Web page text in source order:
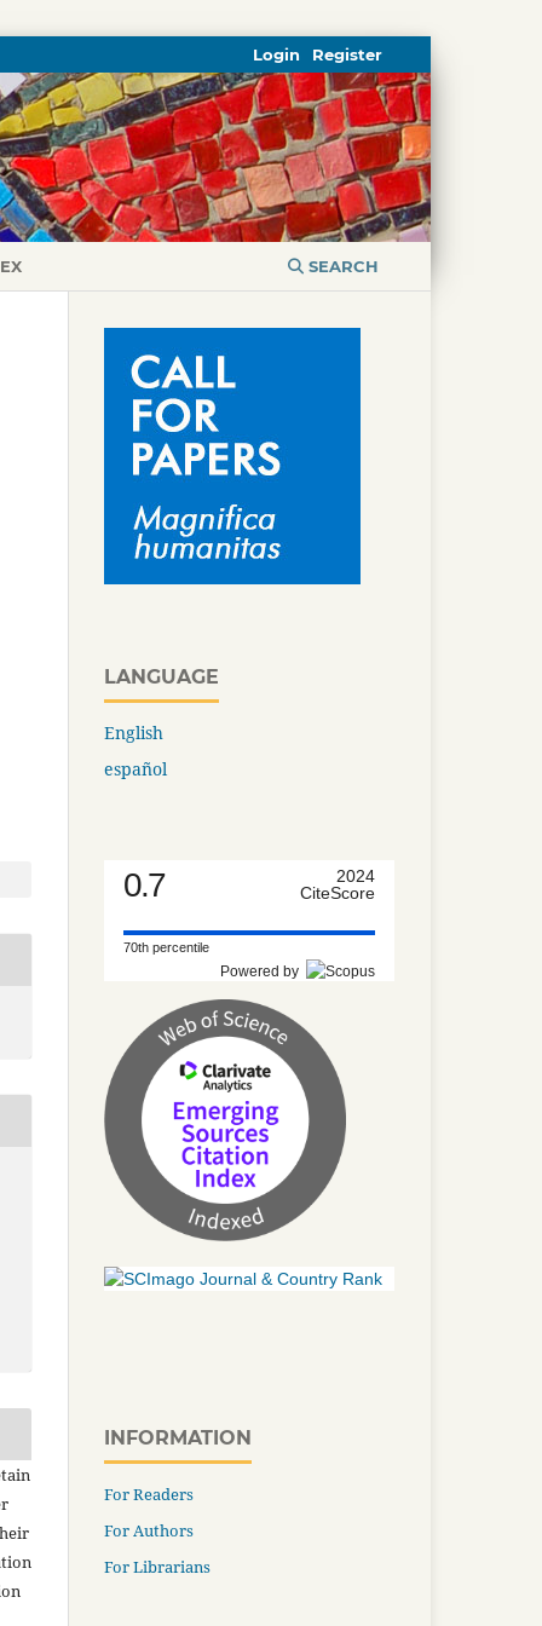
SEARCH
Register
Login
LANGUAGE
English
español
0.7
2024
CiteScore
70th percentile
Powered by
INFORMATION
For Readers
For Authors
For Librarians